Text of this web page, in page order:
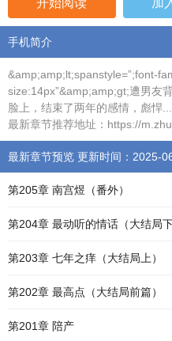
开始阅读 加
手机简介
&amp;amp;lt;spanstyle=”;font-
size:14px”&amp;amp;gt;遭男友
脸上，结束了两年的感情，彪悍
最新章节推荐地址：https://
最新章节预览 更新时间：2025-
第205章 南宫煜（番外）
第204章 最动听的情话（大结局下
第203章 七年之痒（大结局上）
第202章 最高点（大结局前篇）
第201章 陪产